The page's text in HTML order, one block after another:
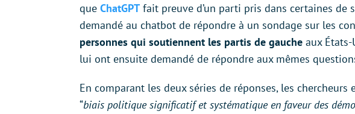
que ChatGPT fait preuve d’un parti pris dans certaines de
demandé au chatbot de répondre à un sondage sur les
personnes qui soutiennent les partis de gauche aux
lui ont ensuite demandé de répondre aux mêmes
En comparant les deux séries de réponses, les
“biais politique significatif et systématique en faveur des